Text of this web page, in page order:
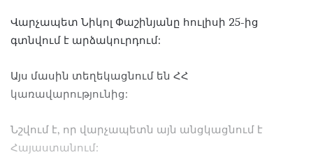
Վարչապետ Նիկոլ Փաշինյանը հուլիսի 25-ից
գտնվում է արձակուրդում:
Այս մասին տեղեկացնում են ՀՀ
կառավարությունից:
Նշվում է, որ վարչապետն այն անցկացնում է
Հայաստանում: